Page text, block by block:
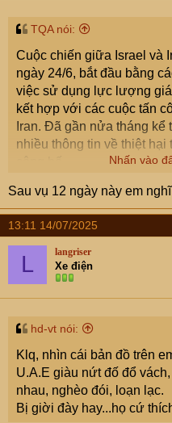
TQA nói:
Cuộc chiến giữa Israel và
ngày 24/6, bắt đầu bằng
việc sử dụng lực lượng
kết hợp với các cuộc tấn
Iran. Đã gần nửa tháng kể
nhiều thông tin về thiệt
Theo VT-ForeignPolicy,
ngoài kế hoạch vì nước
trận, phải nhận những
tục cuộc chiến. Kết luận
sở quân sự, tình báo,
nghiên cứu quan trọng bị
dẫn dữ liệu radar vệ tinh
hủy 5 cơ sở quân sự
Israel. Các tên lửa này đã
không của Israel với hiệu
phía Israel không công bố
Nhấn vào
Sau vụ 12 ngày này em
13:11 14/07/2025
L langriser
Xe điện
hd-vt nói:
Klq, nhìn cái bản đồ trên
U.A.E giàu nứt đố đổ
nhau, nghèo đói, loạn lạc.
Bị giời đày hay...họ cứ